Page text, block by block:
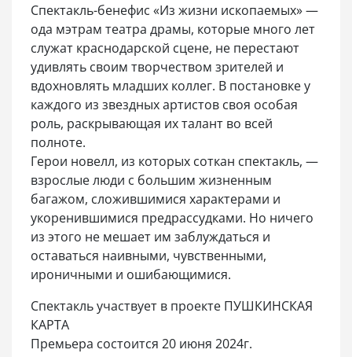
Спектакль-бенефис «Из жизни ископаемых» —
ода мэтрам театра драмы, которые много лет
служат краснодарской сцене, не перестают
удивлять своим творчеством зрителей и
вдохновлять младших коллег. В постановке у
каждого из звездных артистов своя особая
роль, раскрывающая их талант во всей
полноте.
Герои новелл, из которых соткан спектакль, —
взрослые люди с большим жизненным
багажом, сложившимися характерами и
укоренившимися предрассудками. Но ничего
из этого не мешает им заблуждаться и
оставаться наивными, чувственными,
ироничными и ошибающимися.
Спектакль участвует в проекте ПУШКИНСКАЯ
КАРТА
Премьера состоится 20 июня 2024г.